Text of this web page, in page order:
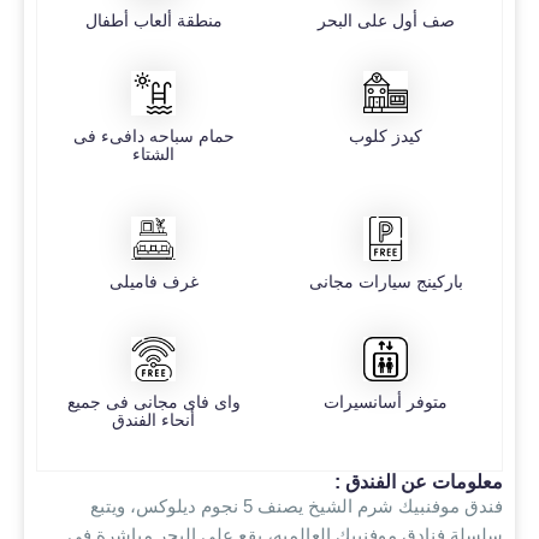
صف أول على البحر منطقة ألعاب أطفال
كيدز كلوب
حمام سباحه دافىء فى
الشتاء
باركينج سيارات مجانى غرف فاميلى
متوفر أسانسيرات
واى فاى مجانى فى جميع
أنحاء الفندق
معلومات عن الفندق :
فندق موفنبيك شرم الشيخ يصنف 5 نجوم ديلوكس، ويتبع
سلسلة فنادق موفنبيك العالميه، يقع على البحر مباشرة فى